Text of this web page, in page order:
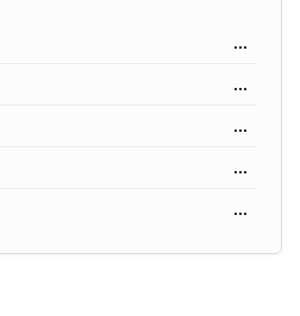
...
...
...
...
...